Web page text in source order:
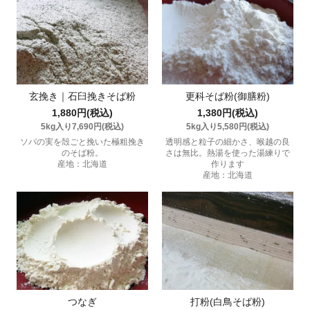
玄挽き｜石臼挽きそば粉
1,880円(税込)
5kg入り7,690円(税込)
ソバの実を殻ごと挽いた極粗挽き
のそば粉。
産地：北海道
更科そば粉(御膳粉)
1,380円(税込)
5kg入り5,580円(税込)
透明感と粒子の細かさ、喉越の良
さは無比。熱湯を使った湯練りで
作ります
産地：北海道
つなぎ 打粉(白鳥そば粉)